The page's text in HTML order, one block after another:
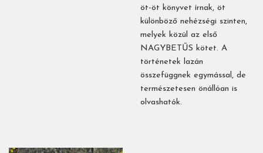
öt-öt könyvet írnak, öt
különböző nehézségi szinten,
melyek közül az első
NAGYBETŰS kötet. A
történetek lazán
összefüggnek egymással, de
természetesen önállóan is
olvashatók.